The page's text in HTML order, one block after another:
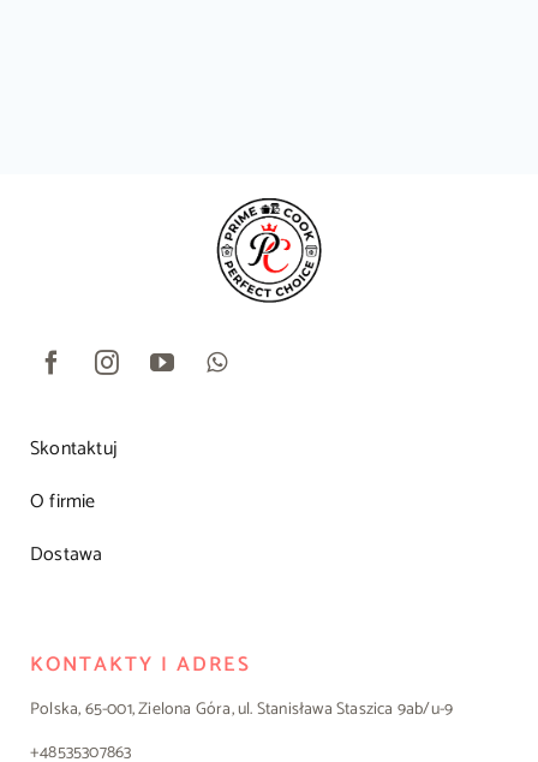
Skontaktuj
O firmie
Dostawa
KONTAKTY I ADRES
Polska, 65-001, Zielona Góra, ul. Stanisława Staszica 9ab/u-9
+48535307863